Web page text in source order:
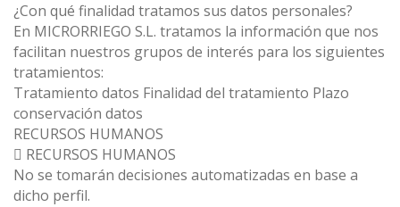
¿Con qué finalidad tratamos sus datos personales?
En MICRORRIEGO S.L. tratamos la información que nos
facilitan nuestros grupos de interés para los siguientes
tratamientos:
Tratamiento datos Finalidad del tratamiento Plazo
conservación datos
RECURSOS HUMANOS
 RECURSOS HUMANOS
No se tomarán decisiones automatizadas en base a
dicho perfil.